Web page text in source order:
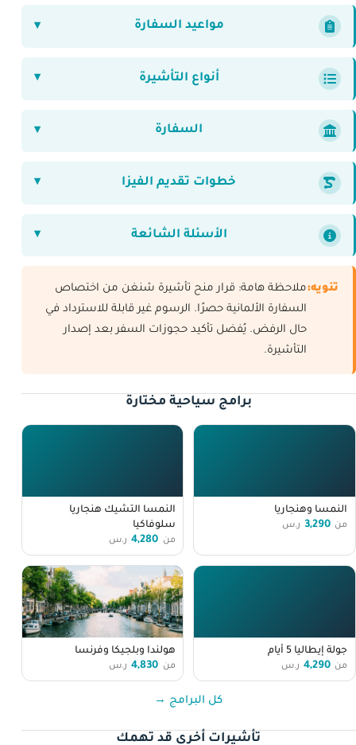
مواعيد السفارة
أنواع التأشيرة
السفارة
خطوات تقديم الفيزا
الأسئلة الشائعة
تنويه:ملاحظة هامة: قرار منح تأشيرة شنغن من اختصاص
السفارة الألمانية حصرًا. الرسوم غير قابلة للاسترداد في
حال الرفض. يُفضل تأكيد حجوزات السفر بعد إصدار
التأشيرة.
برامج سياحية مختارة
النمسا وهنجاريا
من 3,290 ر.س
النمسا التشيك هنجاريا
سلوفاكيا
من 4,280 ر.س
جولة إيطاليا 5 أيام
من 4,290 ر.س
هولندا وبلجيكا وفرنسا
من 4,830 ر.س
كل البرامج →
تأشيرات أخرى قد تهمك